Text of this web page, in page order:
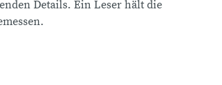
Details. Ein Leser hält die